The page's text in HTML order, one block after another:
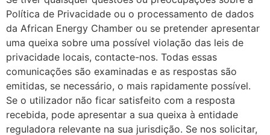
Política de Privacidade ou o processamento de dados
da African Energy Chamber ou se pretender apresentar
uma queixa sobre uma possível violação das leis de
privacidade locais, contacte-nos. Todas essas
comunicações são examinadas e as respostas são
emitidas, se necessário, o mais rapidamente possível.
Se o utilizador não ficar satisfeito com a resposta
recebida, pode apresentar a sua queixa à entidade
reguladora relevante na sua jurisdição. Se nos solicitar,